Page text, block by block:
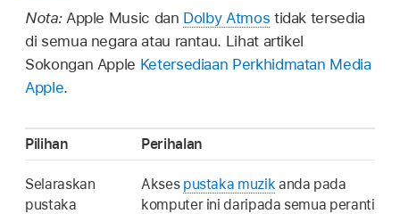
Nota: Apple Music dan Dolby Atmos tidak tersedia
di semua negara atau rantau. Lihat artikel
Sokongan Apple Ketersediaan Perkhidmatan Media
Apple.
Pilihan Perihalan
Selaraskan
pustaka
Akses pustaka muzik anda pada
komputer ini daripada semua peranti